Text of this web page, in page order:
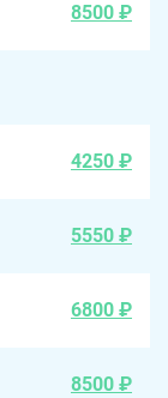
8500 ₽
4250 ₽
5550 ₽
6800 ₽
8500 ₽